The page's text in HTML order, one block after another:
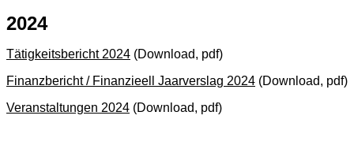
2024
Tätigkeitsbericht 2024 (Download, pdf)
Finanzbericht / Finanzieell Jaarverslag 2024 (Download, pdf)
Veranstaltungen 2024 (Download, pdf)